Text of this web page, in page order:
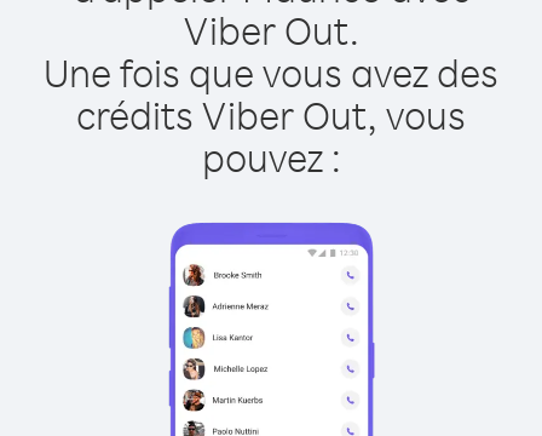
Viber Out.
Une fois que vous avez des
crédits Viber Out, vous
pouvez :